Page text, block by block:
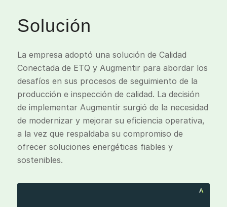
Solución
La empresa adoptó una solución de Calidad
Conectada de ETQ y Augmentir para abordar los
desafíos en sus procesos de seguimiento de la
producción e inspección de calidad. La decisión
de implementar Augmentir surgió de la necesidad
de modernizar y mejorar su eficiencia operativa,
a la vez que respaldaba su compromiso de
ofrecer soluciones energéticas fiables y
sostenibles.